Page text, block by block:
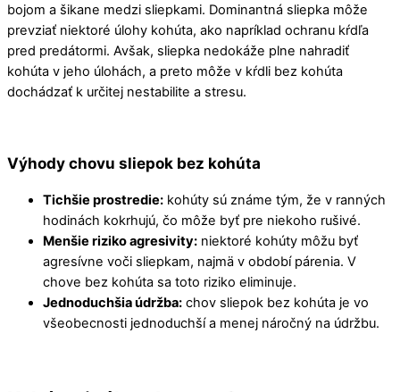
bojom a šikane medzi sliepkami. Dominantná sliepka môže
prevziať niektoré úlohy kohúta, ako napríklad ochranu kŕdľa
pred predátormi. Avšak, sliepka nedokáže plne nahradiť
kohúta v jeho úlohách, a preto môže v kŕdli bez kohúta
dochádzať k určitej nestabilite a stresu.
Výhody chovu sliepok bez kohúta
Tichšie prostredie: kohúty sú známe tým, že v ranných
hodinách kokrhujú, čo môže byť pre niekoho rušivé.
Menšie riziko agresivity: niektoré kohúty môžu byť
agresívne voči sliepkam, najmä v období párenia. V
chove bez kohúta sa toto riziko eliminuje.
Jednoduchšia údržba: chov sliepok bez kohúta je vo
všeobecnosti jednoduchší a menej náročný na údržbu.